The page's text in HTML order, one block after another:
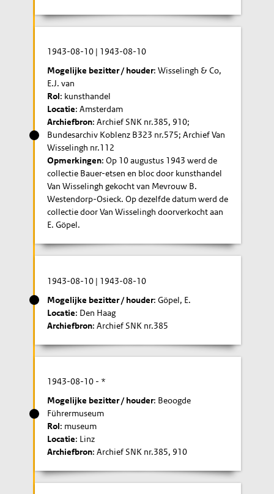
1943-08-10 | 1943-08-10
Mogelijke bezitter / houder: Wisselingh & Co,
E.J. van
Rol: kunsthandel
Locatie: Amsterdam
Archiefbron: Archief SNK nr.385, 910;
Bundesarchiv Koblenz B323 nr.575; Archief Van
Wisselingh nr.112
Opmerkingen: Op 10 augustus 1943 werd de
collectie Bauer-etsen en bloc door kunsthandel
Van Wisselingh gekocht van Mevrouw B.
Westendorp-Osieck. Op dezelfde datum werd de
collectie door Van Wisselingh doorverkocht aan
E. Göpel.
1943-08-10 | 1943-08-10
Mogelijke bezitter / houder: Göpel, E.
Locatie: Den Haag
Archiefbron: Archief SNK nr.385
1943-08-10 - *
Mogelijke bezitter / houder: Beoogde
Führermuseum
Rol: museum
Locatie: Linz
Archiefbron: Archief SNK nr.385, 910